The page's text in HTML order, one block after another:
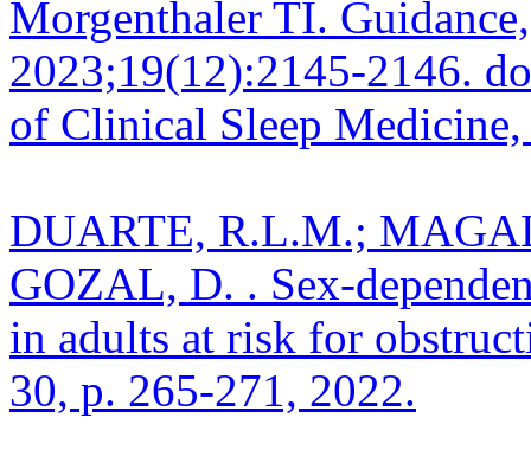
Morgenthaler TI.
2023;19(12):2145-2146.
of Clinical Sleep
DUARTE, R.L.M.;
GOZAL, D. . Sex-
in adults at risk for
30, p. 265-271, 2022.